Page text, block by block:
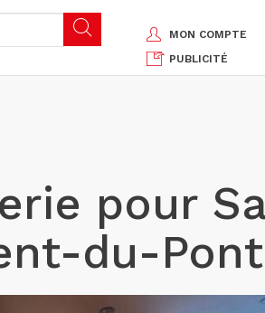
MON COMPTE
PUBLICITÉ
pour
du-Pont